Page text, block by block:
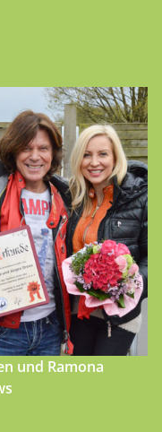
und Ramona